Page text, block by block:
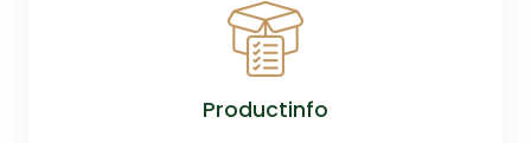
Productinfo